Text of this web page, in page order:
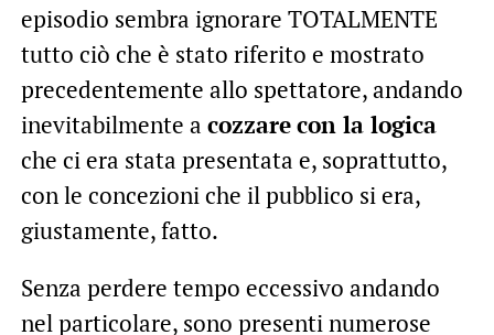
episodio sembra ignorare TOTALMENTE
tutto ciò che è stato riferito e mostrato
precedentemente allo spettatore, andando
inevitabilmente a cozzarecon la logica
che ci era stata presentata e, soprattutto,
con le concezioni che il pubblico si era,
giustamente, fatto.
Senza perdere tempo eccessivo andando
nel particolare, sono presenti numerose